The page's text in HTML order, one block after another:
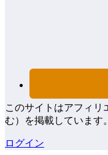
このサイトはアフィリ
む）を掲載しています。
ログイン